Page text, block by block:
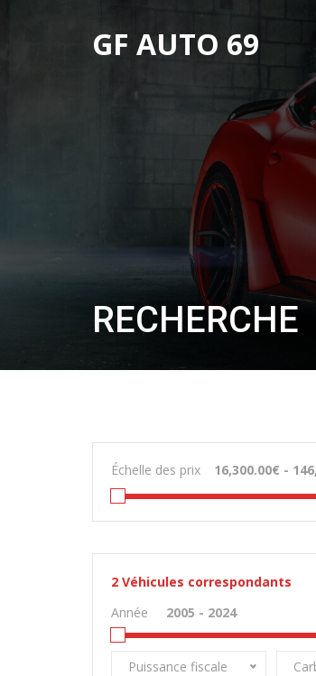
GF AUTO 69
RECHERCHE
Échelle des prix
2 Véhicules correspondants
Année
Puissance fiscale